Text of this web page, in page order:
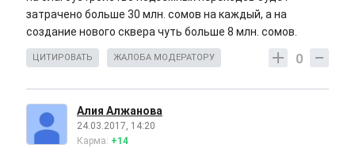
затрачено больше 30 млн. сомов на каждый, а на
создание нового сквера чуть больше 8 млн. сомов.
0
ЦИТИРОВАТЬ ЖАЛОБА МОДЕРАТОРУ
Алия Алжанова
24.03.2017, 14:20
Карма: +14